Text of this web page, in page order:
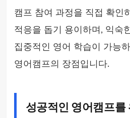
캠프 참여 과정을 직접 확인
적응을 돕기 용이하며, 익숙
집중적인 영어 학습이 가능
영어캠프의 장점입니다.
성공적인 영어캠프를